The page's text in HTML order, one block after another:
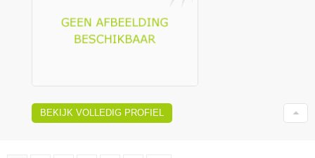
BEKIJK VOLLEDIG PROFIEL